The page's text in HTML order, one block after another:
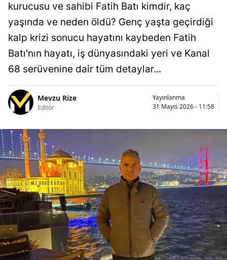
kurucusu ve sahibi Fatih Batı kimdir, kaç
yaşında ve neden öldü? Genç yaşta geçirdiği
kalp krizi sonucu hayatını kaybeden Fatih
Batı'nın hayatı, iş dünyasındaki yeri ve Kanal
68 serüvenine dair tüm detaylar...
Mevzu Rize
Editör
Yayınlanma
31 Mayıs 2026 - 11:58